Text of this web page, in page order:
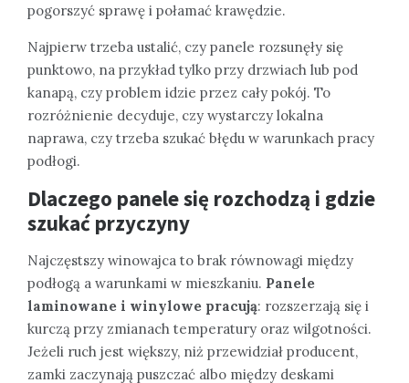
pogorszyć sprawę i połamać krawędzie.
Najpierw trzeba ustalić, czy panele rozsunęły się
punktowo, na przykład tylko przy drzwiach lub pod
kanapą, czy problem idzie przez cały pokój. To
rozróżnienie decyduje, czy wystarczy lokalna
naprawa, czy trzeba szukać błędu w warunkach pracy
podłogi.
Dlaczego panele się rozchodzą i gdzie
szukać przyczyny
Najczęstszy winowajca to brak równowagi między
podłogą a warunkami w mieszkaniu. Panele
laminowane i winylowe pracują: rozszerzają się i
kurczą przy zmianach temperatury oraz wilgotności.
Jeżeli ruch jest większy, niż przewidział producent,
zamki zaczynają puszczać albo między deskami